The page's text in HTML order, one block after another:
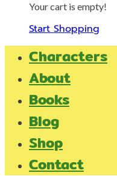
Your cart is empty!
Start Shopping
Characters
About
Books
Blog
Shop
Contact